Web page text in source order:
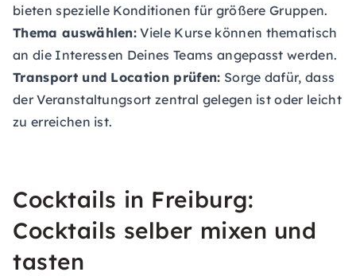
bieten spezielle Konditionen für größere Gruppen.
Thema auswählen: Viele Kurse können thematisch
an die Interessen Deines Teams angepasst werden.
Transport und Location prüfen: Sorge dafür, dass
der Veranstaltungsort zentral gelegen ist oder leicht
zu erreichen ist.
Cocktails in Freiburg:
Cocktails selber mixen und
tasten